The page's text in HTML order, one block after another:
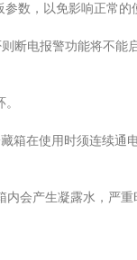
数，以免影响正常的
电报警功能将不能
在使用时须连续通
会产生凝露水，严重